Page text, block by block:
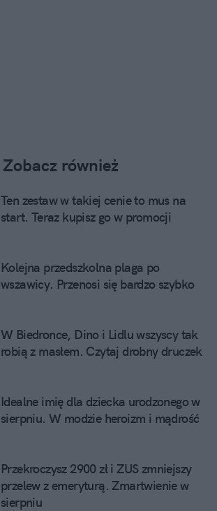
Zobacz również
Ten zestaw w takiej cenie to mus na
start. Teraz kupisz go w promocji
Kolejna przedszkolna plaga po
wszawicy. Przenosi się bardzo szybko
W Biedronce, Dino i Lidlu wszyscy tak
robią z masłem. Czytaj drobny druczek
Idealne imię dla dziecka urodzonego w
sierpniu. W modzie heroizm i mądrość
Przekroczysz 2900 zł i ZUS zmniejszy
przelew z emeryturą. Zmartwienie w
sierpniu